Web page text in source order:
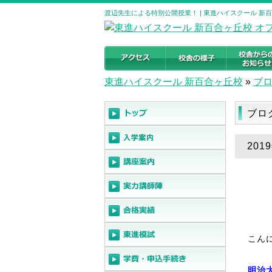
渡辺先生による特別公開授業！ | 東進ハイスクール 新
東進ハイスクール 新百合ヶ丘校 » ブ
ブロ
こん